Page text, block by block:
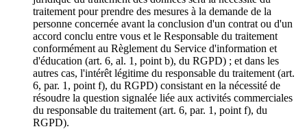
traitement pour prendre des mesures à la demande de la
personne concernée avant la conclusion d'un contrat ou d'un
accord conclu entre vous et le Responsable du traitement
conformément au Règlement du Service d'information et
d'éducation (art. 6, al. 1, point b), du RGPD) ; et dans les
autres cas, l'intérêt légitime du responsable du traitement (art.
6, par. 1, point f), du RGPD) consistant en la nécessité de
résoudre la question signalée liée aux activités commerciales
du responsable du traitement (art. 6, par. 1, point f), du
RGPD).